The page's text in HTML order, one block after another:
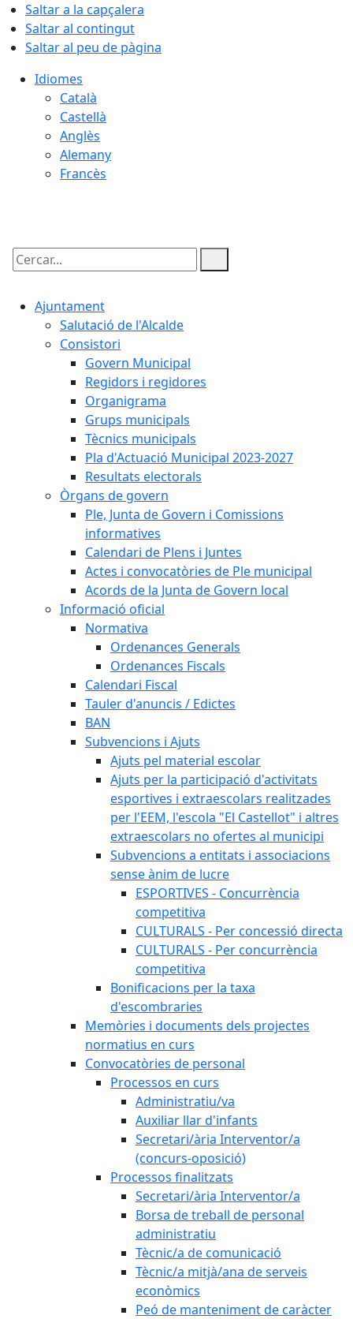
Saltar a la capçalera
Saltar al contingut
Saltar al peu de pàgina
Idiomes
Català
Castellà
Anglès
Alemany
Francès
Cercar:
Ajuntament
Salutació de l'Alcalde
Consistori
Govern Municipal
Regidors i regidores
Organigrama
Grups municipals
Tècnics municipals
Pla d'Actuació Municipal 2023-2027
Resultats electorals
Òrgans de govern
Ple, Junta de Govern i Comissions
informatives
Calendari de Plens i Juntes
Actes i convocatòries de Ple municipal
Acords de la Junta de Govern local
Informació oficial
Normativa
Ordenances Generals
Ordenances Fiscals
Calendari Fiscal
Tauler d'anuncis / Edictes
BAN
Subvencions i Ajuts
Ajuts pel material escolar
Ajuts per la participació d'activitats
esportives i extraescolars realitzades
per l'EEM, l'escola "El Castellot" i altres
extraescolars no ofertes al municipi
Subvencions a entitats i associacions
sense ànim de lucre
ESPORTIVES - Concurrència
competitiva
CULTURALS - Per concessió directa
CULTURALS - Per concurrència
competitiva
Bonificacions per la taxa
d'escombraries
Memòries i documents dels projectes
normatius en curs
Convocatòries de personal
Processos en curs
Administratiu/va
Auxiliar llar d'infants
Secretari/ària Interventor/a
(concurs-oposició)
Processos finalitzats
Secretari/ària Interventor/a
Borsa de treball de personal
administratiu
Tècnic/a de comunicació
Tècnic/a mitjà/ana de serveis
econòmics
Peó de manteniment de caràcter